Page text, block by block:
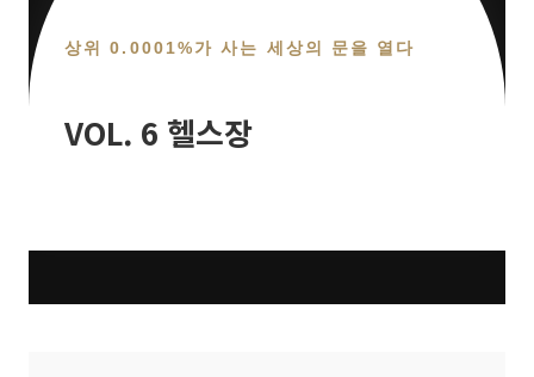
상위 0.0001%가 사는 세상의 문을 열다
VOL. 6 헬스장